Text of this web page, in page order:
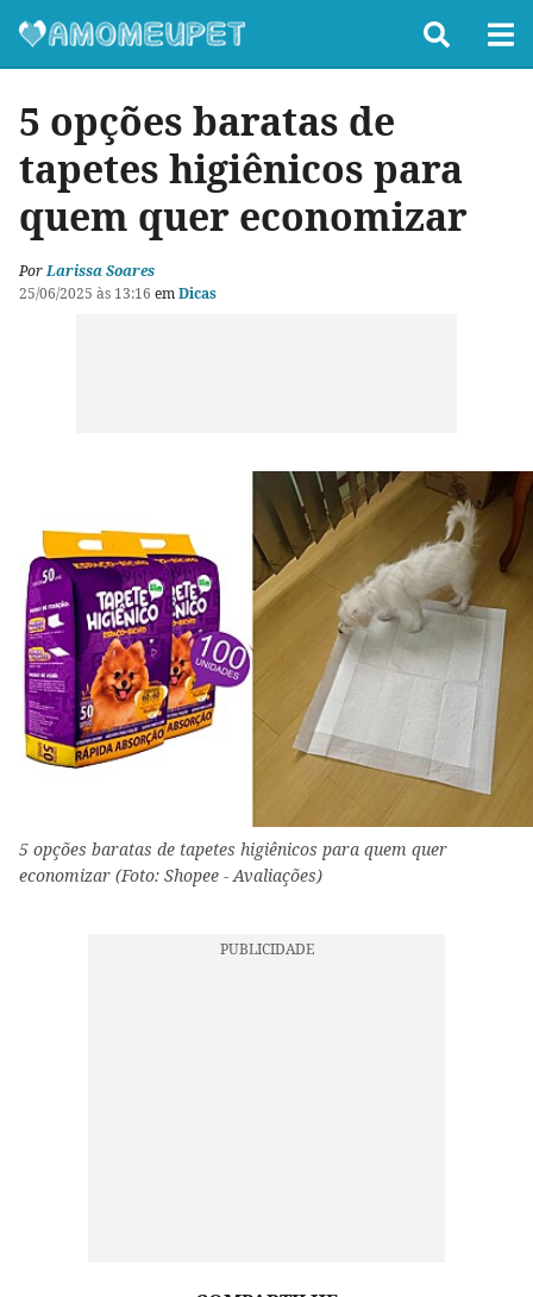
5 opções baratas de
tapetes higiênicos para
quem quer economizar
PorLarissa Soares
25/06/2025 às 13:16 emDicas
5 opções baratas de tapetes higiênicos para quem quer
economizar (Foto: Shopee - Avaliações)